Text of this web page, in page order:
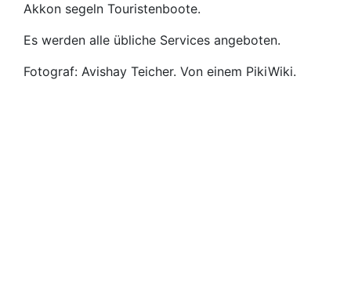
Akkon segeln Touristenboote.
Es werden alle übliche Services angeboten.
Fotograf: Avishay Teicher. Von einem PikiWiki.